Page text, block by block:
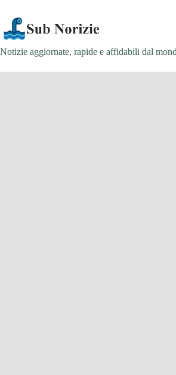
contenuto
Notizie aggiornate, rapide e affidabili dal